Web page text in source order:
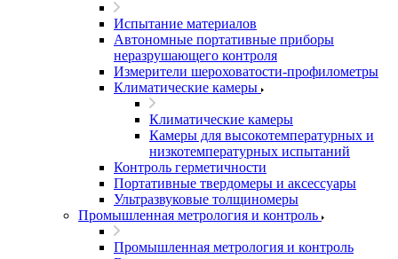
Испытание материалов
Автономные портативные приборы
неразрушающего контроля
Измерители шероховатости-профилометры
Климатические камеры
Климатические камеры
Камеры для высокотемпературных и
низкотемпературных испытаний
Контроль герметичности
Портативные твердомеры и аксессуары
Ультразвуковые толщиномеры
Промышленная метрология и контроль
Промышленная метрология и контроль